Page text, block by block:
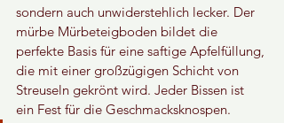
sondern auch unwiderstehlich lecker. Der
mürbe Mürbeteigboden bildet die
perfekte Basis für eine saftige Apfelfüllung,
die mit einer großzügigen Schicht von
Streuseln gekrönt wird. Jeder Bissen ist
ein Fest für die Geschmacksknospen.